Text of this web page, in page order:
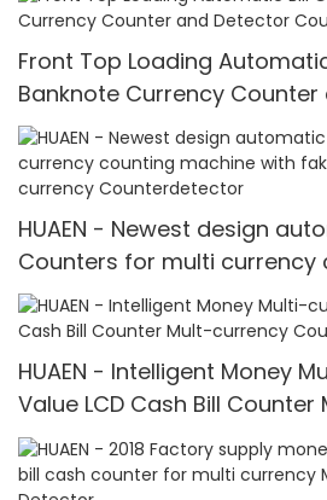
Front Top Loading
Banknote Currency
Counting Machine
HUAEN - Newest design
Counters for multi currency
with fake note detect Mult-
Counter<000000>detector
HUAEN - Intelligent Money
Value LCD Cash Bill
Counter<000000>detector